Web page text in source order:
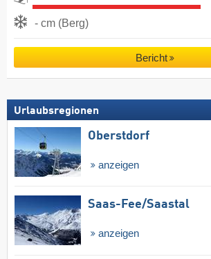
- cm (Berg)
Bericht
Urlaubsregionen
Oberstdorf
anzeigen
Saas-Fee/​Saastal
anzeigen